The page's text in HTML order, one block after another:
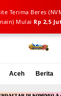
Terima Beres
Mulai Rp 2,5
Aceh Berita